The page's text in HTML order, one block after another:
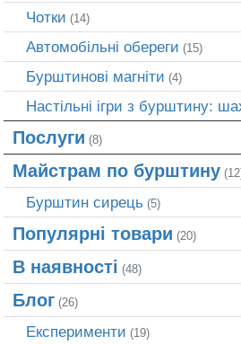
Чотки (14)
Автомобільні обереги (15)
Бурштинові магніти (4)
Настільні ігри з бурштину:
Послуги (8)
Майстрам по бурштину
Бурштин сирець (5)
Популярні товари (20)
В наявності (48)
Блог (26)
Експерименти (19)